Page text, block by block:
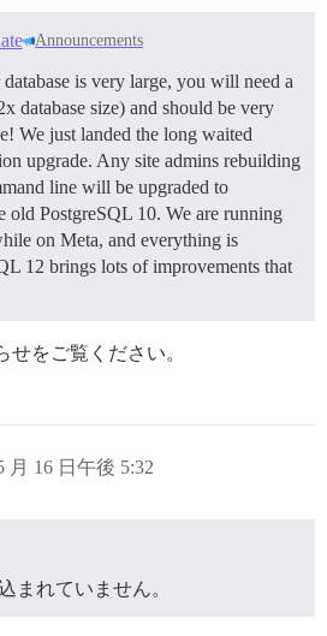
Announcements
is very large, you will need a
database size) and should be very
We just landed the long waited
upgrade. Any site admins rebuilding
line will be upgraded to
old PostgreSQL 10. We are running
on Meta, and everything is
12 brings lots of improvements that
をご覧ください。
月 16 日午後 5:32
まれていません。